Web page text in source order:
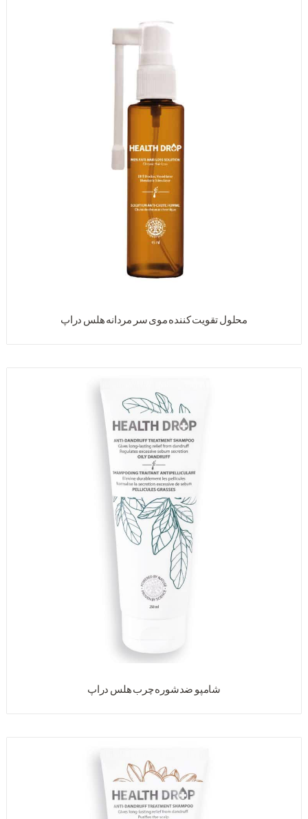
محلول تقویت کننده موی سر مردانه هلس دراپ
شامپو ضدشوره چرب هلس دراپ